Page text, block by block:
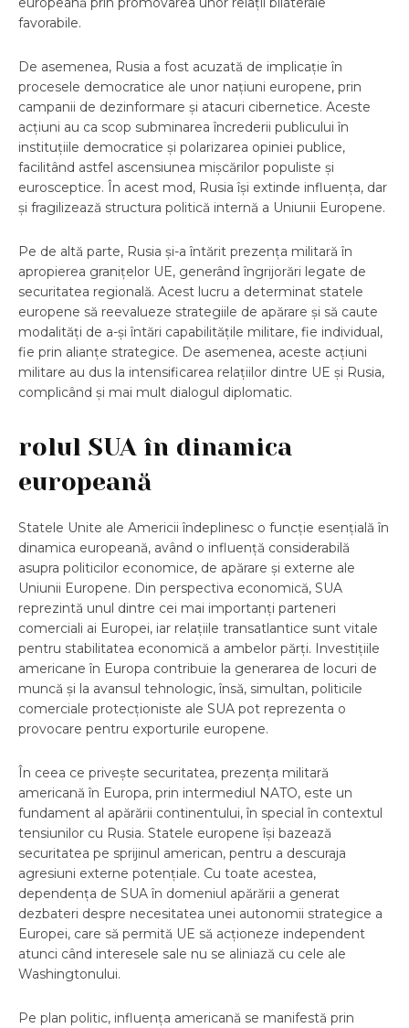
favorabile.
De asemenea, Rusia a fost acuzată de implicație în
procesele democratice ale unor națiuni europene, prin
campanii de dezinformare și atacuri cibernetice. Aceste
acțiuni au ca scop subminarea încrederii publicului în
instituțiile democratice și polarizarea opiniei publice,
facilitând astfel ascensiunea mișcărilor populiste și
eurosceptice. În acest mod, Rusia își extinde influența, dar
și fragilizează structura politică internă a Uniunii Europene.
Pe de altă parte, Rusia și-a întărit prezența militară în
apropierea granițelor UE, generând îngrijorări legate de
securitatea regională. Acest lucru a determinat statele
europene să reevalueze strategiile de apărare și să caute
modalități de a-și întări capabilitățile militare, fie individual,
fie prin alianțe strategice. De asemenea, aceste acțiuni
militare au dus la intensificarea relațiilor dintre UE și Rusia,
complicând și mai mult dialogul diplomatic.
rolul SUA în dinamica
europeană
Statele Unite ale Americii îndeplinesc o funcție esențială în
dinamica europeană, având o influență considerabilă
asupra politicilor economice, de apărare și externe ale
Uniunii Europene. Din perspectiva economică, SUA
reprezintă unul dintre cei mai importanți parteneri
comerciali ai Europei, iar relațiile transatlantice sunt vitale
pentru stabilitatea economică a ambelor părți. Investițiile
americane în Europa contribuie la generarea de locuri de
muncă și la avansul tehnologic, însă, simultan, politicile
comerciale protecționiste ale SUA pot reprezenta o
provocare pentru exporturile europene.
În ceea ce privește securitatea, prezența militară
americană în Europa, prin intermediul NATO, este un
fundament al apărării continentului, în special în contextul
tensiunilor cu Rusia. Statele europene își bazează
securitatea pe sprijinul american, pentru a descuraja
agresiuni externe potențiale. Cu toate acestea,
dependența de SUA în domeniul apărării a generat
dezbateri despre necesitatea unei autonomii strategice a
Europei, care să permită UE să acționeze independent
atunci când interesele sale nu se aliniază cu cele ale
Washingtonului.
Pe plan politic, influența americană se manifestă prin